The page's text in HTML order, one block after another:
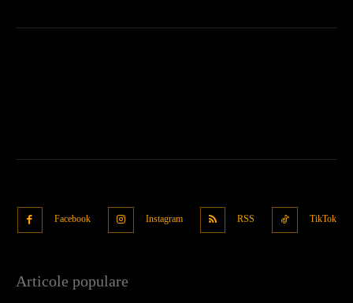
Facebook Instagram RSS TikTok
Articole populare